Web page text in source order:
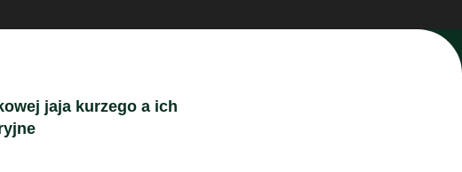
jaja kurzego a ich